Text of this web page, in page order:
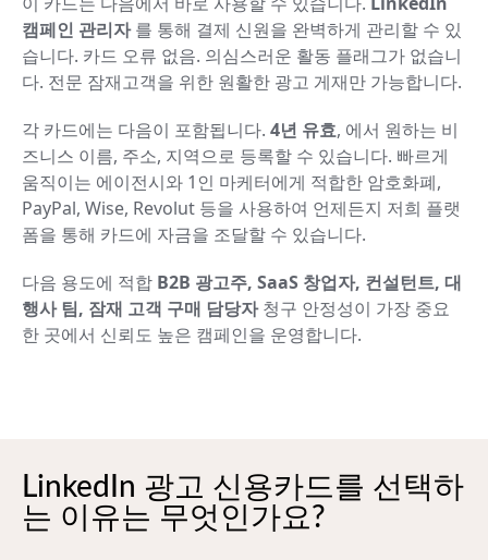
캠페인 관리자를 통해 결제 신원을 완벽하게 관리할 수 있
습니다. 카드 오류 없음. 의심스러운 활동 플래그가 없습니
다. 전문 잠재고객을 위한 원활한 광고 게재만 가능합니다.
각 카드에는 다음이 포함됩니다. 4년 유효, 에서 원하는 비
즈니스 이름, 주소, 지역으로 등록할 수 있습니다. 빠르게
움직이는 에이전시와 1인 마케터에게 적합한 암호화폐,
PayPal, Wise, Revolut 등을 사용하여 언제든지 저희 플랫
폼을 통해 카드에 자금을 조달할 수 있습니다.
다음 용도에 적합 B2B 광고주, SaaS 창업자, 컨설턴트, 대
행사 팀, 잠재 고객 구매 담당자청구 안정성이 가장 중요
한 곳에서 신뢰도 높은 캠페인을 운영합니다.
LinkedIn 광고 신용카드를 선택하
는 이유는 무엇인가요?